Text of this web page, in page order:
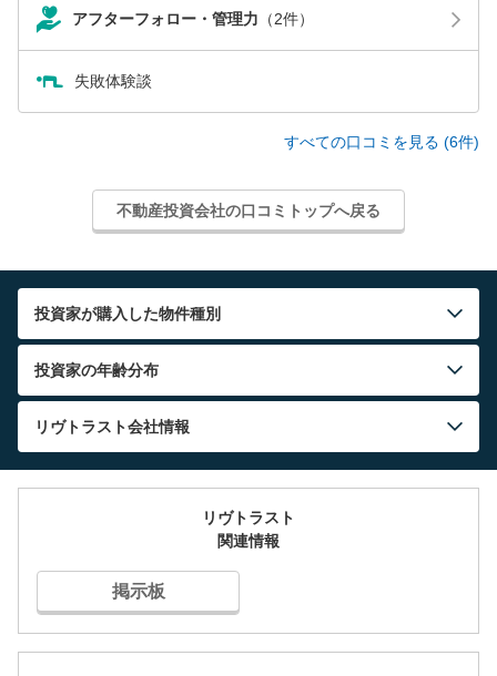
アフターフォロー・管理力 （2件）
失敗体験談
すべての口コミを見る (6件)
不動産投資会社の口コミトップへ戻る
投資家が購入した物件種別
投資家の年齢分布
リヴトラスト会社情報
リヴトラスト
関連情報
掲示板